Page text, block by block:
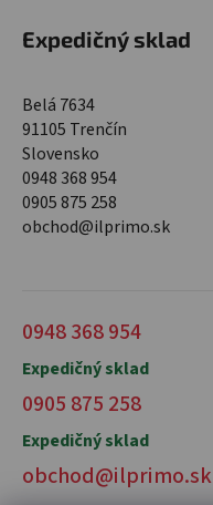
Expedičný sklad
Belá 7634
91105 Trenčín
Slovensko
0948 368 954
0905 875 258
obchod@ilprimo.sk
0948 368 954
Expedičný sklad
0905 875 258
Expedičný sklad
obchod@ilprimo.sk